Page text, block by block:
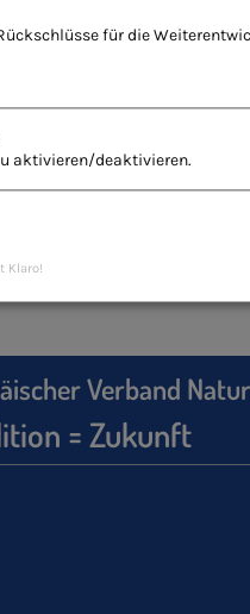
Verband
= Zukunft
für die
aktivieren/deaktivieren.
Klaro!